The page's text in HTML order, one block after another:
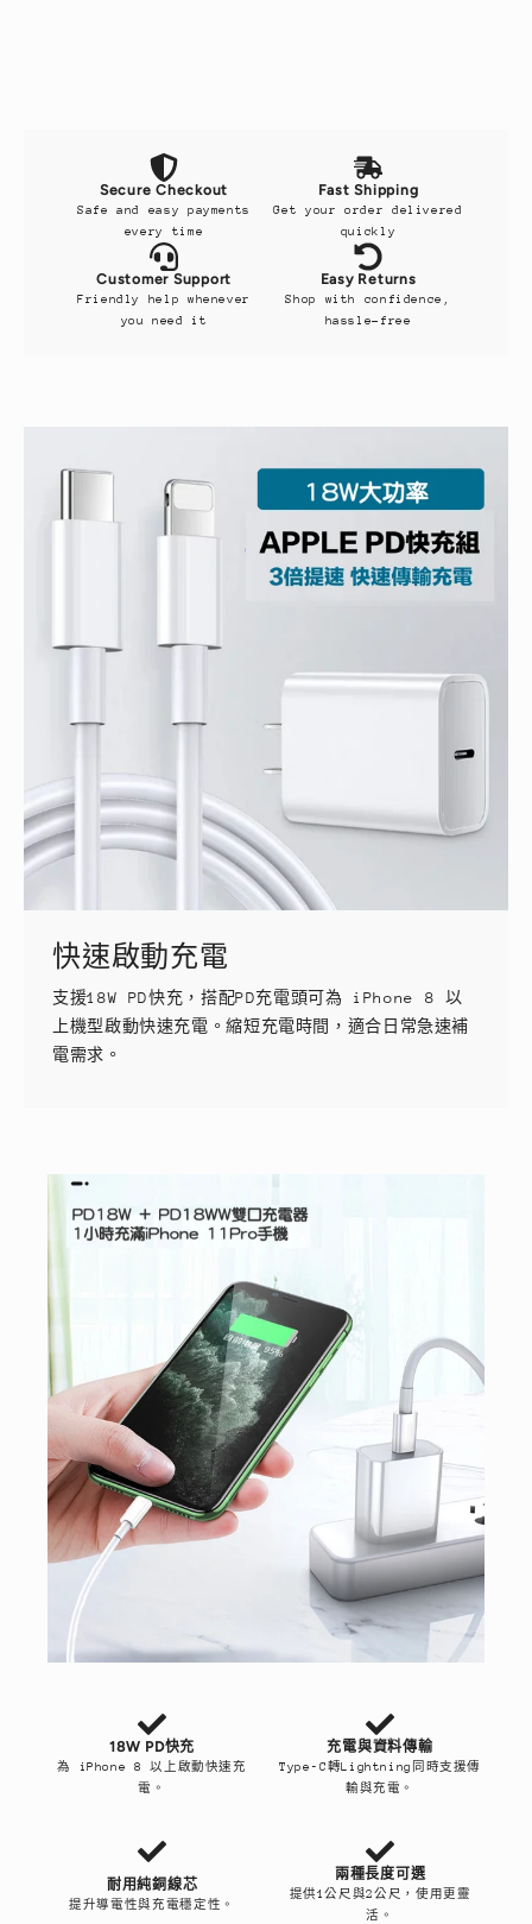
Secure Checkout
Safe and easy payments
every time
Fast Shipping
Get your order delivered
quickly
Customer Support
Friendly help whenever
you need it
Easy Returns
Shop with confidence,
hassle-free
快速啟動充電
支援18W PD快充，搭配PD充電頭可為 iPhone 8 以
上機型啟動快速充電。縮短充電時間，適合日常急速補
電需求。
18W PD快充
為 iPhone 8 以上啟動快速充
電。
充電與資料傳輸
Type‑C轉Lightning同時支援傳
輸與充電。
耐用純銅線芯
提升導電性與充電穩定性。
兩種長度可選
提供1公尺與2公尺，使用更靈
活。